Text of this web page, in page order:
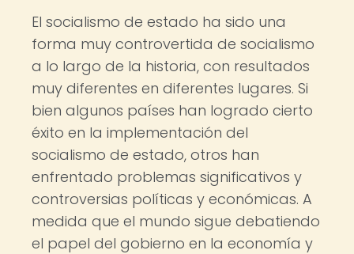
El socialismo de estado ha sido una
forma muy controvertida de socialismo
a lo largo de la historia, con resultados
muy diferentes en diferentes lugares. Si
bien algunos países han logrado cierto
éxito en la implementación del
socialismo de estado, otros han
enfrentado problemas significativos y
controversias políticas y económicas. A
medida que el mundo sigue debatiendo
el papel del gobierno en la economía y